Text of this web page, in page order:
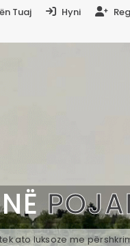
Tuaj Hyni
ato luksoze me